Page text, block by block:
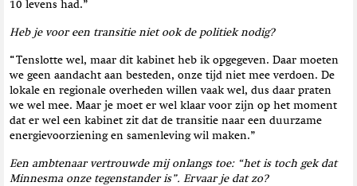
10 levens had.”
Heb je voor een transitie niet ook de politiek nodig?
“Tenslotte wel, maar dit kabinet heb ik opgegeven. Daar moeten
we geen aandacht aan besteden, onze tijd niet mee verdoen. De
lokale en regionale overheden willen vaak wel, dus daar praten
we wel mee. Maar je moet er wel klaar voor zijn op het moment
dat er wel een kabinet zit dat de transitie naar een duurzame
energievoorziening en samenleving wil maken.”
Een ambtenaar vertrouwde mij onlangs toe: “het is toch gek dat
Minnesma onze tegenstander is”. Ervaar je dat zo?